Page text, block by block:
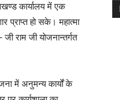
कार्यालय में एक
हो सके। महात्मा
राम जी योजनान्तर्गत
में अनुमन्य कार्यों के